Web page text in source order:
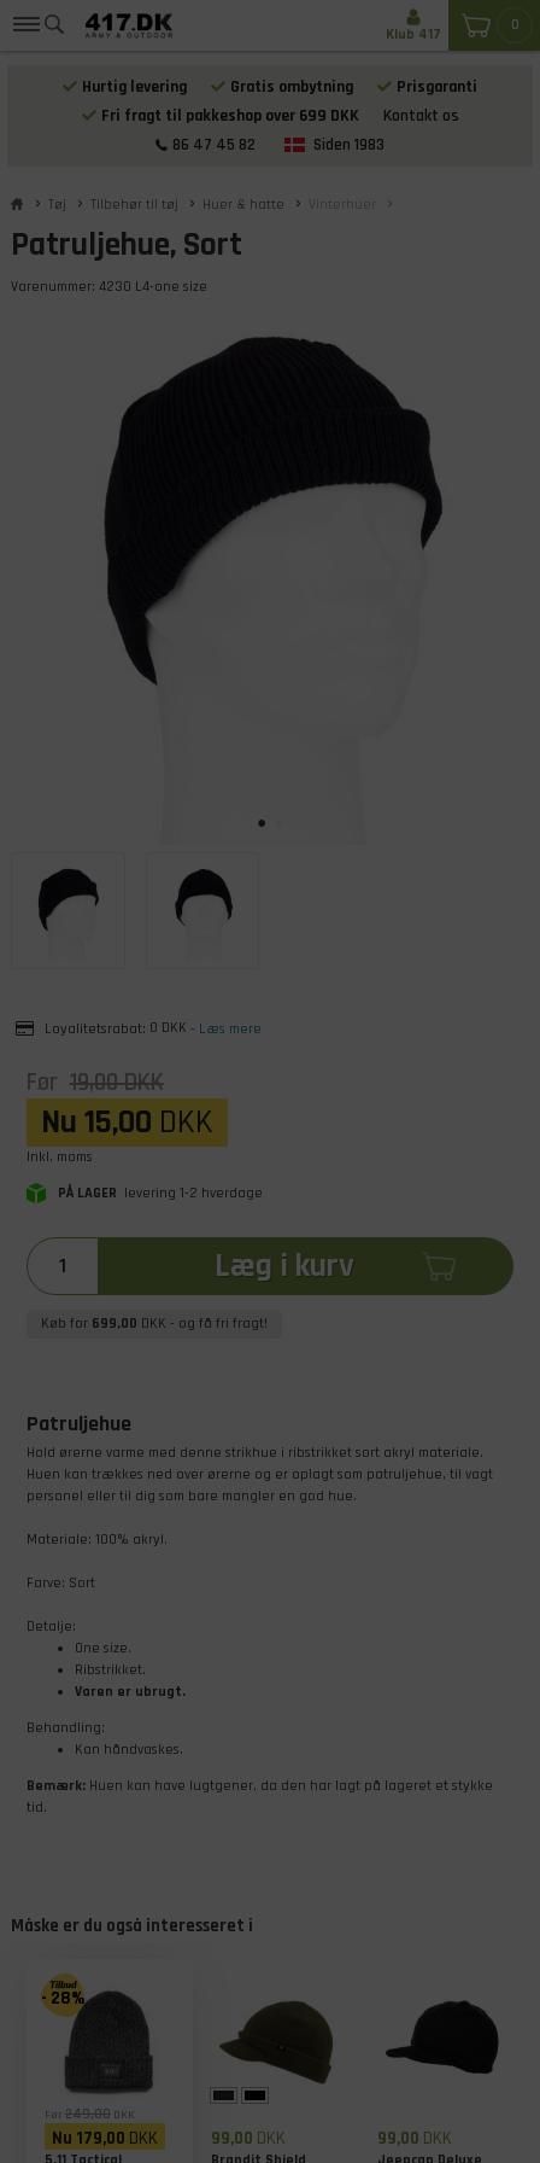
Hurtig levering Gratis ombytning
Prisgaranti
Fri fragt til pakkeshop over 699 DKK
Kontakt os
86 47 45 82
Siden 1983
0
Klub 417
Tøj Tilbehør til tøj Huer & hatte Vinterhuer
Patruljehue, Sort
Varenummer: 4230 L4-one size
Loyalitetsrabat: 0 DKK - Læs mere
Før 19,00DKK
Nu 15,00 DKK
Inkl. moms
PÅ LAGER levering 1-2 hverdage
Læg i kurv
Køb for 699,00 DKK - og få fri fragt!
Patruljehue
Hold ørerne varme med denne strikhue i ribstrikket sort akryl materiale.
Huen kan trækkes ned over ørerne og er oplagt som patruljehue, til vagt
personel eller til dig som bare mangler en god hue.
Materiale: 100% akryl.
Farve: Sort
Detalje:
One size.
Ribstrikket.
Varen er ubrugt.
Behandling:
Kan håndvaskes.
Bemærk:Huen kan have lugtgener, da den har lagt på lageret et stykke
tid.
Måske er du også interesseret i
- 28%
Før 249,00 DKK
Nu 179,00 DKK 99,00 DKK 99,00 DKK